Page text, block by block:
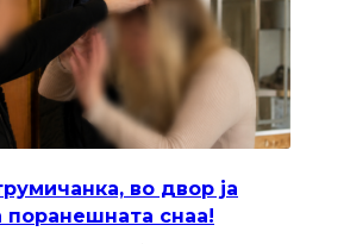
во двор ја
поранешната снаа!